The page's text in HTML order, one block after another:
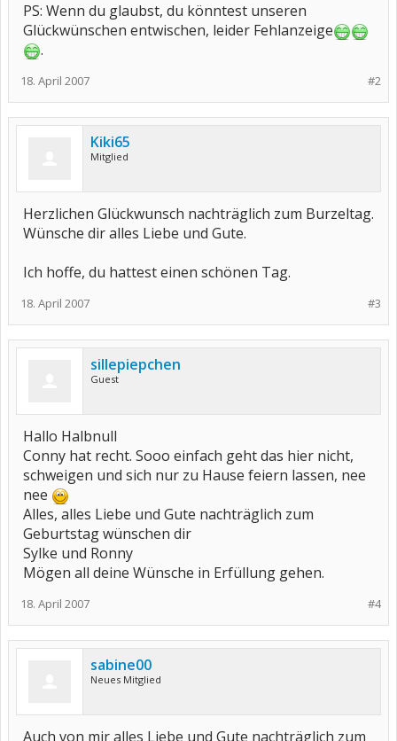
PS: Wenn du glaubst, du könntest unseren
Glückwünschen entwischen, leider Fehlanzeige
.
#2
18. April 2007
Kiki65
Mitglied
Herzlichen Glückwunsch nachträglich zum Burzeltag.
Wünsche dir alles Liebe und Gute.
Ich hoffe, du hattest einen schönen Tag.
#3
18. April 2007
sillepiepchen
Guest
Hallo Halbnull
Conny hat recht. Sooo einfach geht das hier nicht,
schweigen und sich nur zu Hause feiern lassen, nee
nee
Alles, alles Liebe und Gute nachträglich zum
Geburtstag wünschen dir
Sylke und Ronny
Mögen all deine Wünsche in Erfüllung gehen.
#4
18. April 2007
sabine00
Neues Mitglied
Auch von mir alles Liebe und Gute nachträglich zum